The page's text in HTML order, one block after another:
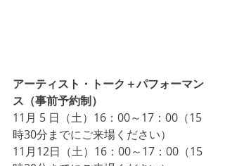
アーティスト・トーク＋パフォーマン
ス（事前予約制）
11月 5 日（土）16：00～17：00（15
時30分までにご来場ください）
11月12日（土）16：00～17：00（15